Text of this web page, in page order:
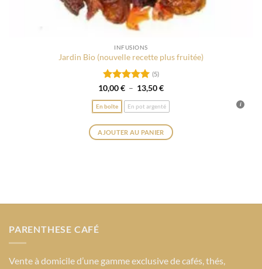
INFUSIONS
Jardin Bio (nouvelle recette plus fruitée)
Note 5sur
(5)
10,00€ – 13,50€Plage
prix :
10,00 €
13,50 €
En boîte En pot argenté
AJOUTER AU PANIER
Les
PARENTHESE CAFÉ
Vente à domicile d’une gamme exclusive de cafés, thés,